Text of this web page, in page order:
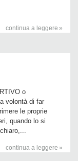
continua a leggere
o
volontà di far
le proprie
quando lo si
continua a leggere